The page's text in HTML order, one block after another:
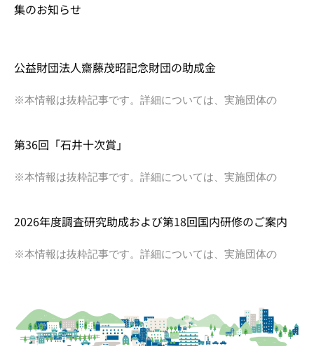
集のお知らせ
公益財団法人齋藤茂昭記念財団の助成金
※本情報は抜粋記事です。詳細については、実施団体の
第36回「石井十次賞」
※本情報は抜粋記事です。詳細については、実施団体の
2026年度調査研究助成および第18回国内研修のご案内
※本情報は抜粋記事です。詳細については、実施団体の